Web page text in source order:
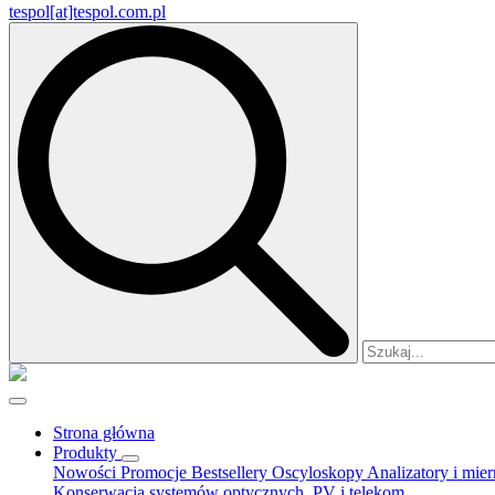
tespol[at]tespol.com.pl
Strona główna
Produkty
Nowości Promocje Bestsellery Oscyloskopy Analizatory i